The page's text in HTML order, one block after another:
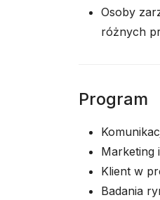
Osoby
różnych
Program
Marketing
Klient w
Badania